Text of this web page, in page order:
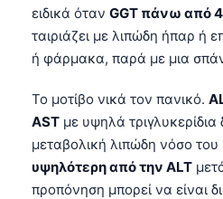
ειδικά όταν GGT πάνω από
ταιριάζει με λιπώδη ήπαρ ή
ή φάρμακα, παρά με μια
Το μοτίβο νικά τον πανικό.
AST με υψηλά τριγλυκερίδια
μεταβολική λιπώδη νόσο
υψηλότερη από την ALT
προπόνηση μπορεί να είναι
Shqip
বাংলা
اردو
मराठी
తెలుగు
தமிழ்
ગુજરાતી